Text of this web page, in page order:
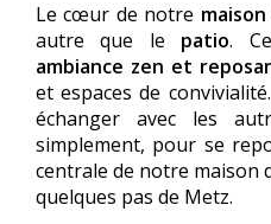
Le cœur de notre
autre que le patio.
ambiance zen et
et espaces de
échanger avec les
simplement, pour se
centrale de notre maison
quelques pas de Metz.